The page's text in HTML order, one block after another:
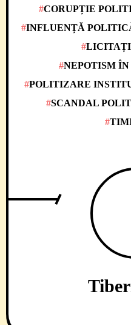
CORUPȚIE
INFLUENȚĂ
NEPOTISM
POLITIZARE
SCANDAL